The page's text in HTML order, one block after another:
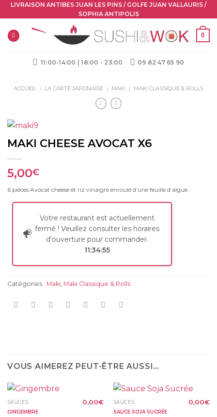
Skip
to
content
LIVRAISON ANTIBES JUAN LES PINS / GOLFE JUAN VALLAURIS /
SOPHIA ANTIPOLIS
0
11:00-14:00 | 18:00 - 23:00 09 82 47 65 90
ACCUEIL / LA CARTE JAPONAISE / MAKI / MAKI CLASSIQUE & ROLLS
MAKI CHEESE AVOCAT X6
5,00€
6 pièces Avocat cheese et riz vinaigré enroulé d’une feuille d’algue.
Votre restaurant est actuellement
fermé ! Veuillez consulter les horaires
d'ouverture pour commander.
11:34:55
Catégories : Maki Maki Classique & Rolls
VOUS AIMEREZ PEUT-ÊTRE AUSSI…
SAUCES
GINGEMBRE
0,00€
SAUCES
SAUCE SOJA SUCRÉE
0,00€